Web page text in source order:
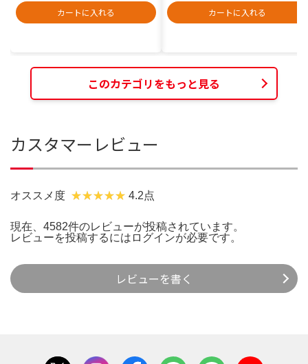
カートに入れる
カートに入れる
このカテゴリをもっと見る
カスタマーレビュー
オススメ度 4.2点
現在、4582件のレビューが投稿されています。
レビューを投稿するには ログインが必要です。
レビューを書く